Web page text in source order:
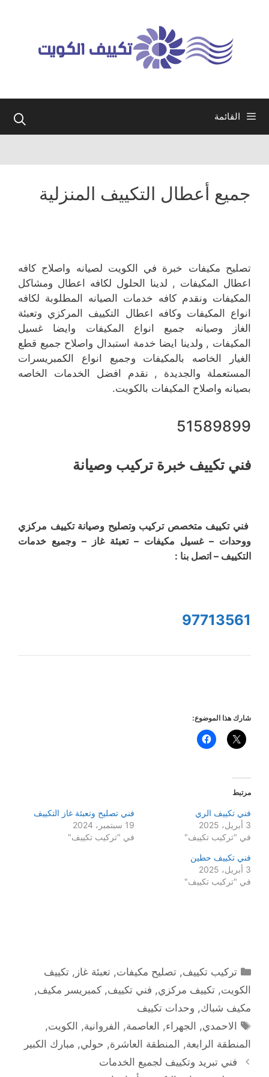
القائمة
جميع أعطال التكييف المنزلية
تصليح مكيفات خبرة في الكويت لصيانه واصلاح كافه
اعطال المكيفات , لدينا الحلول لكافه اعطال ومشاكل
المكيفات ونقدم كافه خدمات الصيانه المطلوبة لكافه
انواع المكيفات وكافه اعطال التكييف المركزي وتعبئة
الغاز وصيانه جميع انواع المكيفات وايضا غسيل
المكيفات , ولدينا ايضا خدمة استبدال واصلاح جميع قطع
الغيار الخاصه بالمكيفات وجميع انواع الكمبريسرات
المستعملة والجديدة , نقدم افضل الخدمات الخاصه
بصيانه واصلاح المكيفات بالكويت.
51589899
فني تكييف خبرة تركيب وصيانة
فني تكييف متخصص تركيب وتصليح وصيانة تكييف مركزي
ووحدات – غسيل مكيفات – تعبئة غاز – وجميع خدمات
التكييف – اتصل بنا :
97713561
شارك هذا الموضوع:
مرتبط
فني تكييف الري
3 أبريل، 2025
في "تركيب تكييف"
فني تصليح وتعبئة غاز التكييف
19 سبتمبر، 2024
في "تركيب تكييف"
فني تكييف حطين
3 أبريل، 2025
في "تركيب تكييف"
التصنيفات
تركيب تكييف,تصليح مكيفات,تعبئة غاز ,تكييف
الكويت, تكييف مركزي, فني تكييف, كمبريسر مكيف,
مكيف شباك, وحدات تكييف
الوسوم
الاحمدي, الجهراء, العاصمة, الفروانية, الكويت,
المنطقة الرابعة, المنطقة العاشرة, حولي, مبارك الكبير
فني تبريد وتكييف لجميع الخدمات